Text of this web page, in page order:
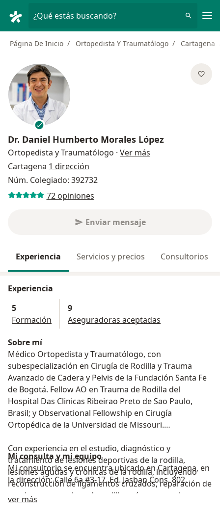
¿Qué estás buscando?
Página De Inicio Ortopedista Y Traumatólogo Cartagena
Dr. Daniel Humberto Morales López
Ortopedista y Traumatólogo · Ver más
Cartagena 1 dirección
Núm. Colegiado: 392732
72 opiniones
Enviar mensaje
Experiencia Servicios y precios Consultorios
Experiencia
5
Formación
9
Aseguradoras aceptadas
Sobre mí
Médico Ortopedista y Traumatólogo, con
subespecialización en Cirugía de Rodilla y Trauma
Avanzado de Cadera y Pelvis de la Fundación Santa Fe
de Bogotá. Fellow AO en Trauma de Rodilla del
Hospital Das Clinicas Ribeirao Preto de Sao Paulo,
Brasil; y Observational Fellowship en Cirugía
Ortopédica de la Universidad de Missouri.
Con experiencia en el estudio, diagnóstico y
tratamiento de lesiones deportivas de la rodilla,
lesiones agudas y crónicas de la rodilla, incluyendo
reconstrucción de ligamentos cruzados, reparación de
meniscos, reemplazo de rodilla, así como en el
Mi consulta y mi equipo
Mi consultorio se encuentra ubicado en Cartagena, en
la dirección: Calle 6a #3-17, Ed. Jasban Cons. 802.
ver más